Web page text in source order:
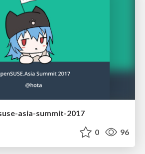
asia-summit-2017
0 96